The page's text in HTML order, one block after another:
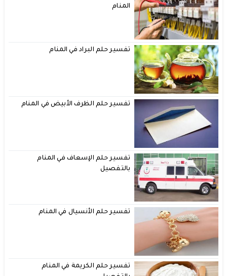
المنام
تفسير حلم البراد في المنام
تفسير حلم الظرف الأبيض في المنام
تفسير حلم الإسعاف في المنام
بالتفصيل
تفسير حلم الأنسيال في المنام
تفسير حلم الكريمة في المنام